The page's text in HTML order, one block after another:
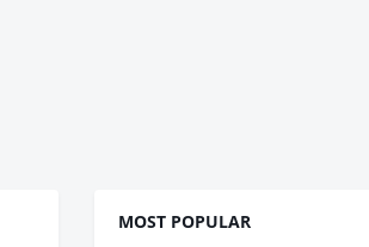
MOST POPULAR